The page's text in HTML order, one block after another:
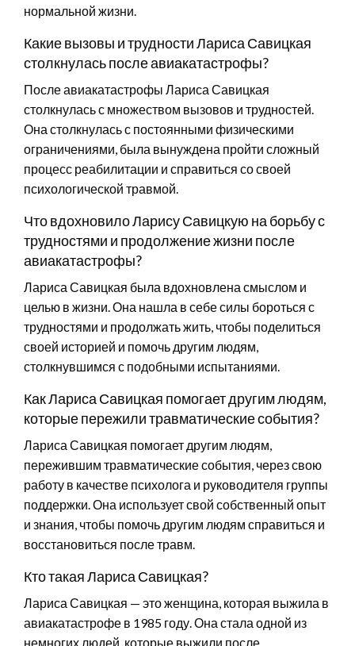
нормальной жизни.
Какие вызовы и трудности Лариса Савицкая
столкнулась после авиакатастрофы?
После авиакатастрофы Лариса Савицкая
столкнулась с множеством вызовов и трудностей.
Она столкнулась с постоянными физическими
ограничениями, была вынуждена пройти сложный
процесс реабилитации и справиться со своей
психологической травмой.
Что вдохновило Ларису Савицкую на борьбу с
трудностями и продолжение жизни после
авиакатастрофы?
Лариса Савицкая была вдохновлена смыслом и
целью в жизни. Она нашла в себе силы бороться с
трудностями и продолжать жить, чтобы поделиться
своей историей и помочь другим людям,
столкнувшимся с подобными испытаниями.
Как Лариса Савицкая помогает другим людям,
которые пережили травматические события?
Лариса Савицкая помогает другим людям,
пережившим травматические события, через свою
работу в качестве психолога и руководителя группы
поддержки. Она использует свой собственный опыт
и знания, чтобы помочь другим людям справиться и
восстановиться после травм.
Кто такая Лариса Савицкая?
Лариса Савицкая — это женщина, которая выжила в
авиакатастрофе в 1985 году. Она стала одной из
немногих людей, которые выжили после